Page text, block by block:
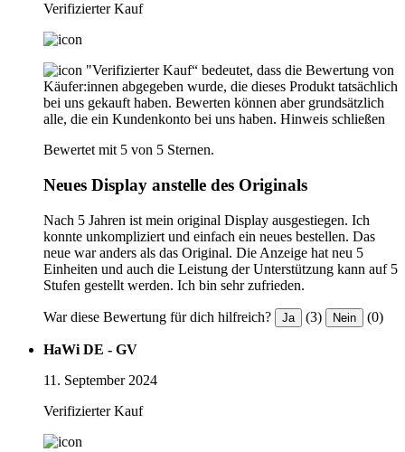
Verifizierter Kauf
"Verifizierter Kauf“ bedeutet, dass die Bewertung von
Käufer:innen abgegeben wurde, die dieses Produkt tatsächlich
bei uns gekauft haben. Bewerten können aber grundsätzlich
alle, die ein Kundenkonto bei uns haben. Hinweis schließen
Bewertet mit 5 von 5 Sternen.
Neues Display anstelle des Originals
Nach 5 Jahren ist mein original Display ausgestiegen. Ich
konnte unkompliziert und einfach ein neues bestellen. Das
neue war anders als das Original. Die Anzeige hat neu 5
Einheiten und auch die Leistung der Unterstützung kann auf 5
Stufen gestellt werden. Ich bin sehr zufrieden.
War diese Bewertung für dich hilfreich? Ja (3) Nein (0)
HaWi DE - GV
11. September 2024
Verifizierter Kauf